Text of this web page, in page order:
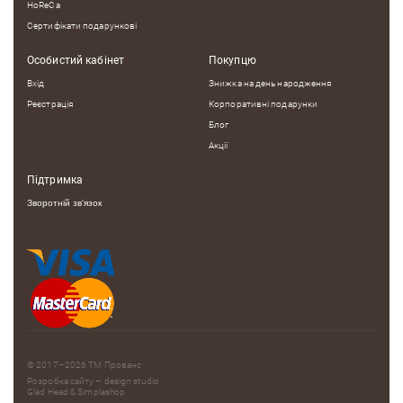
HoReCa
Сертифікати подарункові
Особистий кабінет
Вхід
Реєстрація
Покупцю
Знижка на день народження
Корпоративні подарунки
Блог
Акції
Підтримка
Зворотній зв'язок
© 2017–2026 ТМ Прованс
Розробка сайту – design studio
Glad Head &Simplashop